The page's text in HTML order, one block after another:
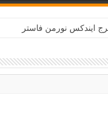
ایندکس نورمن فاستر